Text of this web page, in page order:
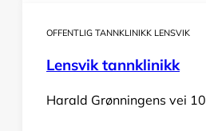
OFFENTLIG TANNKLINIKK LENSVIK
Lensvik tannklinikk
Harald Grønningens vei